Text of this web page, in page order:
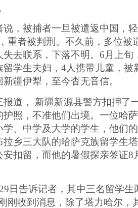
，被捕者一旦被遣返中国，
重者被判刑。不久前，多位被
去联系，下落不明。6月上旬
学生夫妇，4人携带儿童，被
疆伊犁，至今杳无音信。
报道， 新疆新源县警方扣押了
护照，不准他们出境。一位哈
、中学及大学的学生，他们
乡三大队的哈萨克族留学生
安扣留，而他的暑假探亲签证8
日告诉记者，其中三名留学
刚收到消息，除了塔力哈尔，